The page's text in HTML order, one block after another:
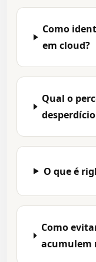
Como
em cloud?
Qual o
O que é
Como
acumulem